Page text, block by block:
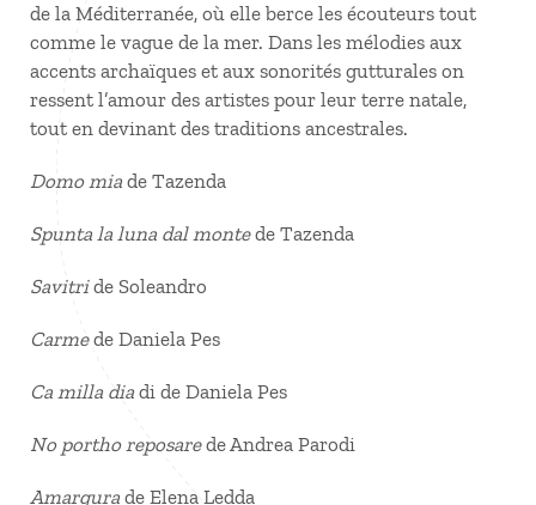
de la Méditerranée, où elle berce les écouteurs tout
comme le vague de la mer. Dans les mélodies aux
accents archaïques et aux sonorités gutturales on
ressent l’amour des artistes pour leur terre natale,
tout en devinant des traditions ancestrales.
Domo mia de Tazenda
Spunta la luna dal montede Tazenda
Savitride Soleandro
Carmede Daniela Pes
Ca milla dia di de Daniela Pes
No portho reposarede Andrea Parodi
Amargura de Elena Ledda